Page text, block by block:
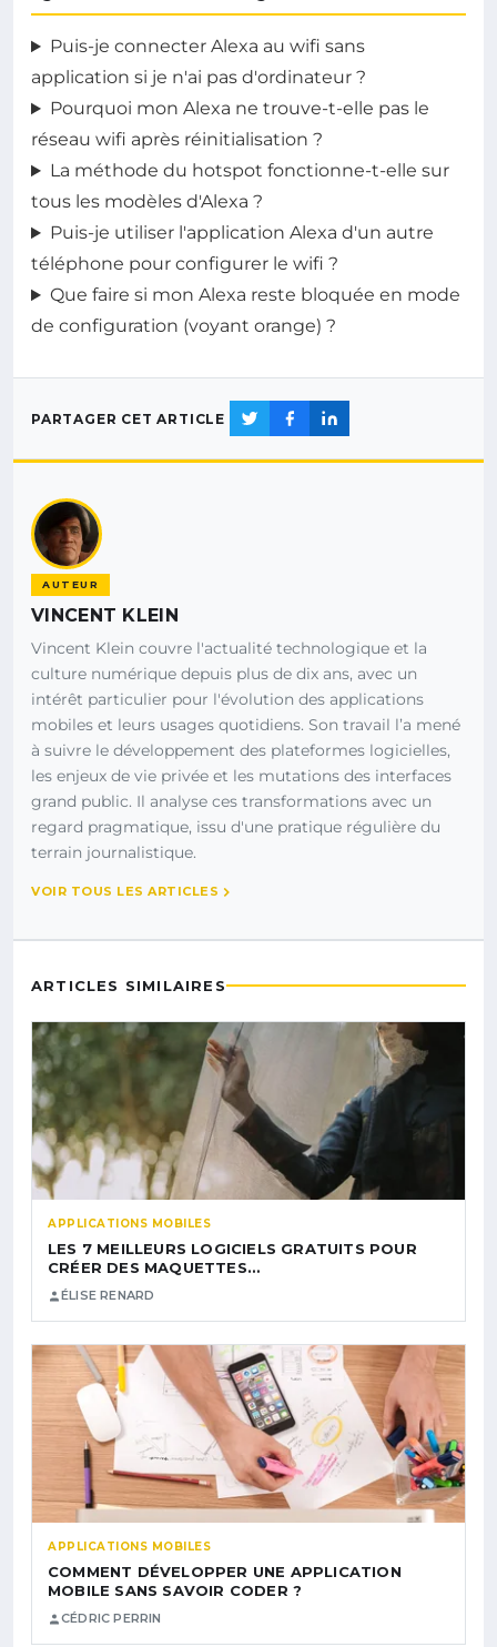
Puis-je connecter Alexa au wifi sans
application si je n'ai pas d'ordinateur ?
Pourquoi mon Alexa ne trouve-t-elle pas le
réseau wifi après réinitialisation ?
La méthode du hotspot fonctionne-t-elle sur
tous les modèles d'Alexa ?
Puis-je utiliser l'application Alexa d'un autre
téléphone pour configurer le wifi ?
Que faire si mon Alexa reste bloquée en mode
de configuration (voyant orange) ?
PARTAGER CET ARTICLE
AUTEUR
VINCENT KLEIN
Vincent Klein couvre l'actualité technologique et la
culture numérique depuis plus de dix ans, avec un
intérêt particulier pour l'évolution des applications
mobiles et leurs usages quotidiens. Son travail l’a mené
à suivre le développement des plateformes logicielles,
les enjeux de vie privée et les mutations des interfaces
grand public. Il analyse ces transformations avec un
regard pragmatique, issu d'une pratique régulière du
terrain journalistique.
VOIR TOUS LES ARTICLES
ARTICLES SIMILAIRES
APPLICATIONS MOBILES
LES 7 MEILLEURS LOGICIELS GRATUITS POUR
CRÉER DES MAQUETTES…
ÉLISE RENARD
APPLICATIONS MOBILES
COMMENT DÉVELOPPER UNE APPLICATION
MOBILE SANS SAVOIR CODER ?
CÉDRIC PERRIN